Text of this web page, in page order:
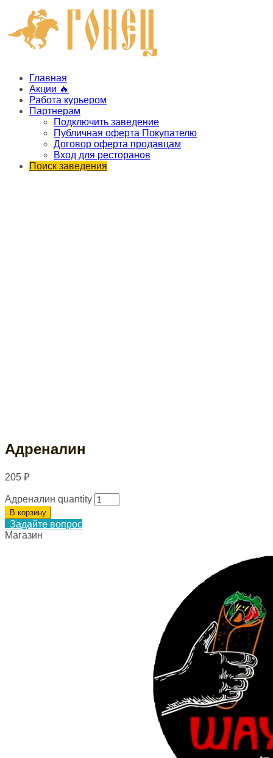
Главная
Акции 🔥
Работа курьером
Партнерам
Подключить заведение
Публичная оферта Покупателю
Договор оферта продавцам
Вход для ресторанов
Поиск заведения
Адреналин
205 ₽
Адреналин quantity
В корзину
Задайте вопрос
Магазин